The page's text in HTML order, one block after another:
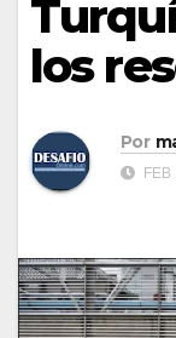
los
Por
FEB